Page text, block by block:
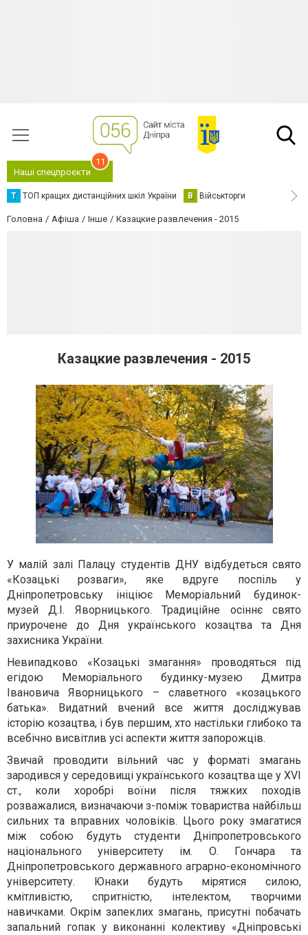
Наші спецпроєкти
11
Т ТОП кращих дистанційних шкіл України В Військторги
Головна Афіша Інше Казацкие развлечения - 2015
Казацкие развлечения - 2015
У малій залі Палацу студентів ДНУ відбудеться свято
«Козацькі розваги», яке вдруге поспіль у
Дніпропетровську ініціює Меморіальний будинок-
музей Д.І. Яворницького. Традиційне осіннє свято
приурочене до Дня українського козацтва та Дня
захисника України.
Невипадково «Козацькі змагання» проводяться під
егідою Меморіального будинку-музею Дмитра
Івановича Яворницького – славетного «козацького
батька». Видатний вчений все життя досліджував
історію козацтва, і був першим, хто настільки глибоко та
всебічно висвітлив усі аспекти життя запорожців.
Звичай проводити вільний час у форматі змагань
зародився у середовищі українського козацтва ще у XVI
ст., коли хоробрі воїни після тяжких походів
розважалися, визначаючи з-поміж товариства найбільш
сильних та вправних чоловіків. Цього року змагатися
між собою будуть студенти Дніпропетровського
національного університету ім. О. Гончара та
Дніпропетровського державного аграрно-економічного
університету. Юнаки будуть мірятися силою,
кмітливістю, спритністю, інтелектом, творчими
навичками. Окрім запеклих змагань, присутні побачать
запальний гопак у виконанні колективу «Дніпровські